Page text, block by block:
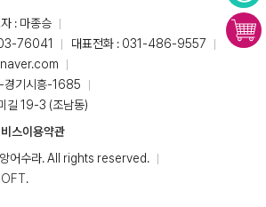
: 마종승
76041
대표전화 : 031-486-9557
경기시흥-1685
길 19-3 (조남동)
스이용약관
어수라. All rights reserved.
.